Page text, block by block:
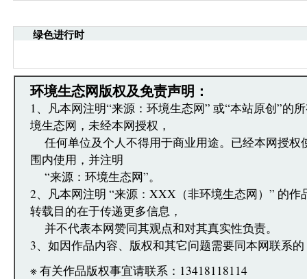
引起的法律责任。
·环境生态网文章跟帖管理员有权保留或删除其管辖
·发表本评论即表明您已经阅读并接受上述条款，如
文章跟帖管理员反映。
绿色进行时
环境生态网版权及免责声明：
1、凡本网注明“来源：环境生态网” 或“本站原创”的
境生态网，未经本网授权，
任何单位及个人不得用于商业用途。已经本网授权
围内使用，并注明
“来源：环境生态网”。
2、凡本网注明 “来源：XXX（非环境生态网）” 的作
转载目的在于传递更多信息，
并不代表本网赞同其观点和对其真实性负责。
3、如因作品内容、版权和其它问题需要同本网联系
※ 有关作品版权事宜请联系：13418118114